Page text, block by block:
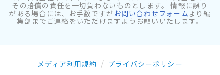
その賠償の責任を一切負わないものとします。 情報に誤り
がある場合には、お手数ですが お問い合わせフォーム より編
集部までご連絡をいただけますようお願いいたします。
メディア利用規約
プライバシーポリシー